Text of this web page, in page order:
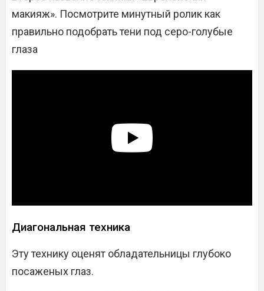
макияж». Посмотрите минутный ролик как
правильно подобрать тени под серо-голубые
глаза
Диагональная техника
Эту технику оценят обладательницы глубоко
посаженых глаз.